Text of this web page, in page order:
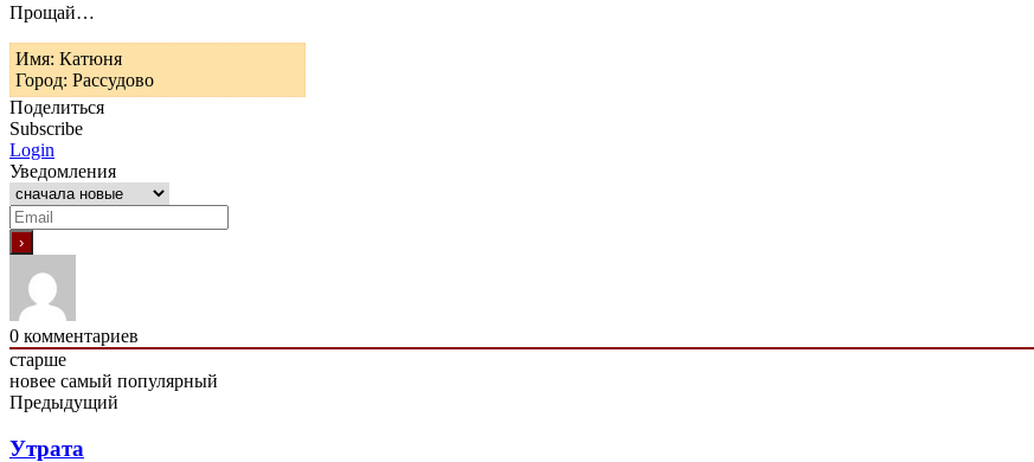
Прощай…
Имя: Катюня
Город: Рассудово
Поделиться
Subscribe
Login
Уведомления
0 комментариев
старше
новее самый популярный
Предыдущий
Утрата